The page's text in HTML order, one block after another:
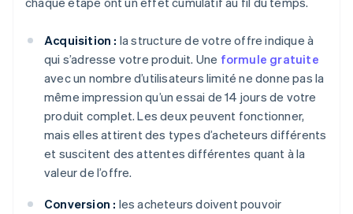
Acquisition : la structure de votre offre indique à
qui s’adresse votre produit. Une formule gratuite
avec un nombre d’utilisateurs limité ne donne pas la
même impression qu’un essai de 14 jours de votre
produit complet. Les deux peuvent fonctionner,
mais elles attirent des types d’acheteurs différents
et suscitent des attentes différentes quant à la
valeur de l’offre.
Conversion : les acheteurs doivent pouvoir